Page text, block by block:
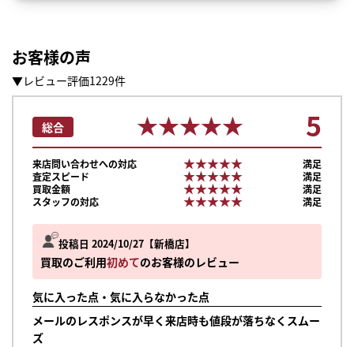
お客様の声
▼レビュー評価1229件
投稿日 2024/10/27 新橋店
買取のご利用初めてのお客様のレビュー
気に入った点・気に入らなかった点
メールのレスポンスが早く来店時も値段が落ちなくスムー
ズ
総合 ★★★★★
★★★★★ 5
来店問い合わせへの対応 ★★★★★
★★★★★
満足
査定スピード
★★★★★
★★★★★
満足
買取金額
★★★★★
★★★★★
満足
スタッフの対応
★★★★★
★★★★★ 満足